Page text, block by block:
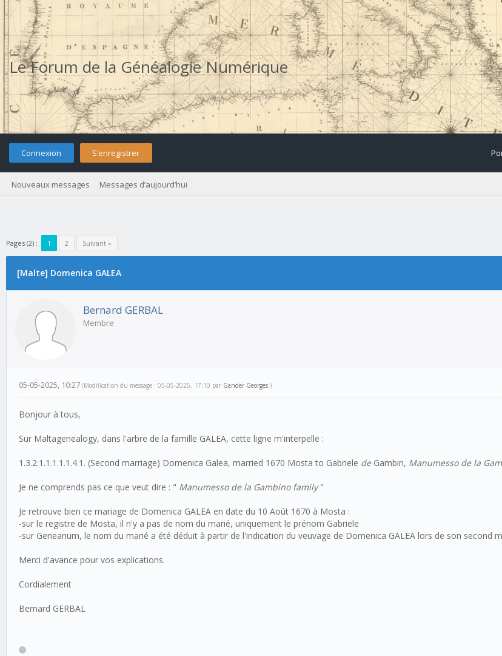
Le Forum de la Généalogie Numérique
Connexion S’enregistrer
Nouveaux messages Messages d’aujourd’hui
Pages (2) : 1 2 Suivant »
[Malte] Domenica GALEA
Bernard GERBAL
Membre
05-05-2025, 10:27 (Modification du message : 05-05-2025, 17:10 par Gander Georges.)
Bonjour à tous,
Sur Maltagenealogy, dans l'arbre de la famille GALEA, cette ligne m'interpelle :
1.3.2.1.1.1.1.1.4.1. (Second marriage) Domenica Galea, married 1670 Mosta to Gabriele deGambin, Manumesso de la
Je ne comprends pas ce que veut dire : " Manumesso de la Gambino family"
Je retrouve bien ce mariage de Domenica GALEA en date du 10 Août 1670 à Mosta :
-sur le registre de Mosta, il n'y a pas de nom du marié, uniquement le prénom Gabriele
-sur Geneanum, le nom du marié a été déduit à partir de l'indication du veuvage de Domenica GALEA lors de son second
Merci d'avance pour vos explications.
Cordialement
Bernard GERBAL